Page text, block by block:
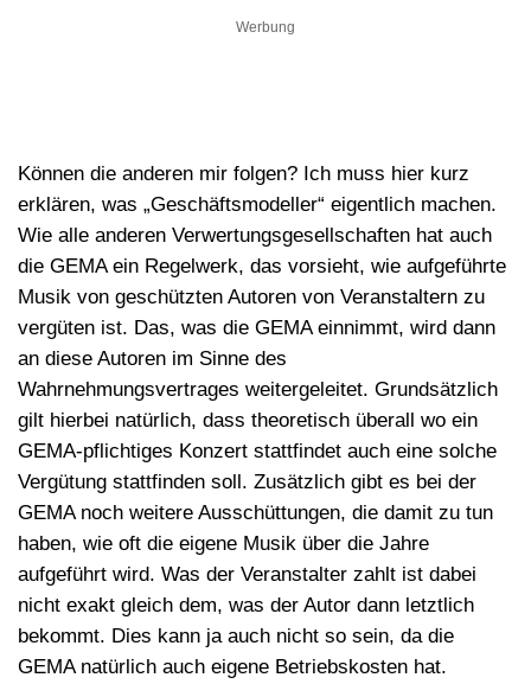
Werbung
Können die anderen mir folgen? Ich muss hier kurz
erklären, was „Geschäftsmodeller“ eigentlich machen.
Wie alle anderen Verwertungsgesellschaften hat auch
die GEMA ein Regelwerk, das vorsieht, wie aufgeführte
Musik von geschützten Autoren von Veranstaltern zu
vergüten ist. Das, was die GEMA einnimmt, wird dann
an diese Autoren im Sinne des
Wahrnehmungsvertrages weitergeleitet. Grundsätzlich
gilt hierbei natürlich, dass theoretisch überall wo ein
GEMA-pflichtiges Konzert stattfindet auch eine solche
Vergütung stattfinden soll. Zusätzlich gibt es bei der
GEMA noch weitere Ausschüttungen, die damit zu tun
haben, wie oft die eigene Musik über die Jahre
aufgeführt wird. Was der Veranstalter zahlt ist dabei
nicht exakt gleich dem, was der Autor dann letztlich
bekommt. Dies kann ja auch nicht so sein, da die
GEMA natürlich auch eigene Betriebskosten hat.